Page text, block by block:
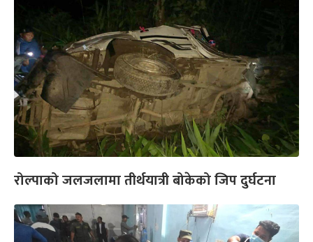
रोल्पाको जलजलामा तीर्थयात्री बोकेको जिप दुर्घटना